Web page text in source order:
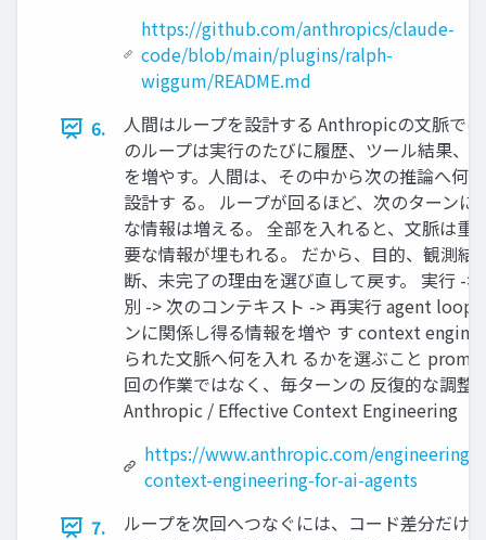
https://github.com/anthropics/claude-
code/blob/main/plugins/ralph-
wiggum/README.md
6.
人間はループを設計する Anthropicの文脈で
のループは実行のたびに履歴、ツール結果、
を増やす。人間は、その中から次の推論へ何
設計す る。 ループが回るほど、次のターンに
な情報は増える。 全部を入れると、文脈は重
要な情報が埋もれる。 だから、目的、観測結
断、未完了の理由を選び直して戻す。 実行 ->
別 -> 次のコンテキスト -> 再実行 agent loop
ンに関係し得る情報を増や す context
られた文脈へ何を入れ るかを選ぶこと
回の作業ではなく、毎ターンの 反復的な調整
Anthropic / Effective Context Engineering
https://www.anthropic.com/engineering/
context-engineering-for-ai-agents
7.
ループを次回へつなぐには、コード差分だけ